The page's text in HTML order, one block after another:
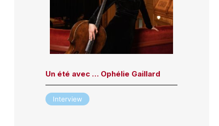
Un été avec … Ophélie Gaillard
Interview